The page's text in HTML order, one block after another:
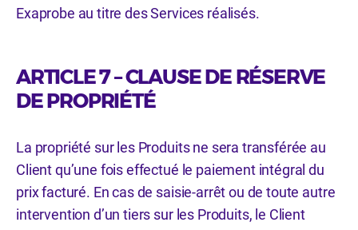
Exaprobe au titre des Services réalisés.
ARTICLE 7 – CLAUSE DE RÉSERVE
DE PROPRIÉTÉ
La propriété sur les Produits ne sera transférée au
Client qu’une fois effectué le paiement intégral du
prix facturé. En cas de saisie-arrêt ou de toute autre
intervention d’un tiers sur les Produits, le Client